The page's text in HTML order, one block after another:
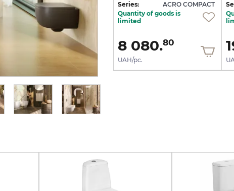
Series:
ACRO COMPACT
On order
13 157. 20
Series:
ACRO COMPACT
Quantity of goods is
limited
8 080.80
UAH/pc.